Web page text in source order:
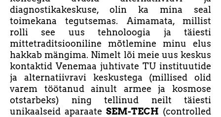
diagnostikakeskuse, olin ka mina seal
toimekana tegutsemas. Aimamata, millist
rolli see uus tehnoloogia ja täiesti
mittetraditsiooniline mõtlemine minu elus
hakkab mängima. Nimelt lõi meie uus keskus
kontaktid Venemaa juhtivate TU instituutide
ja alternatiivravi keskustega (millised olid
varem töötanud ainult armee ja kosmose
otstarbeks) ning tellinud neilt täiesti
unikaalseid aparaate SEM-TECH (controlled